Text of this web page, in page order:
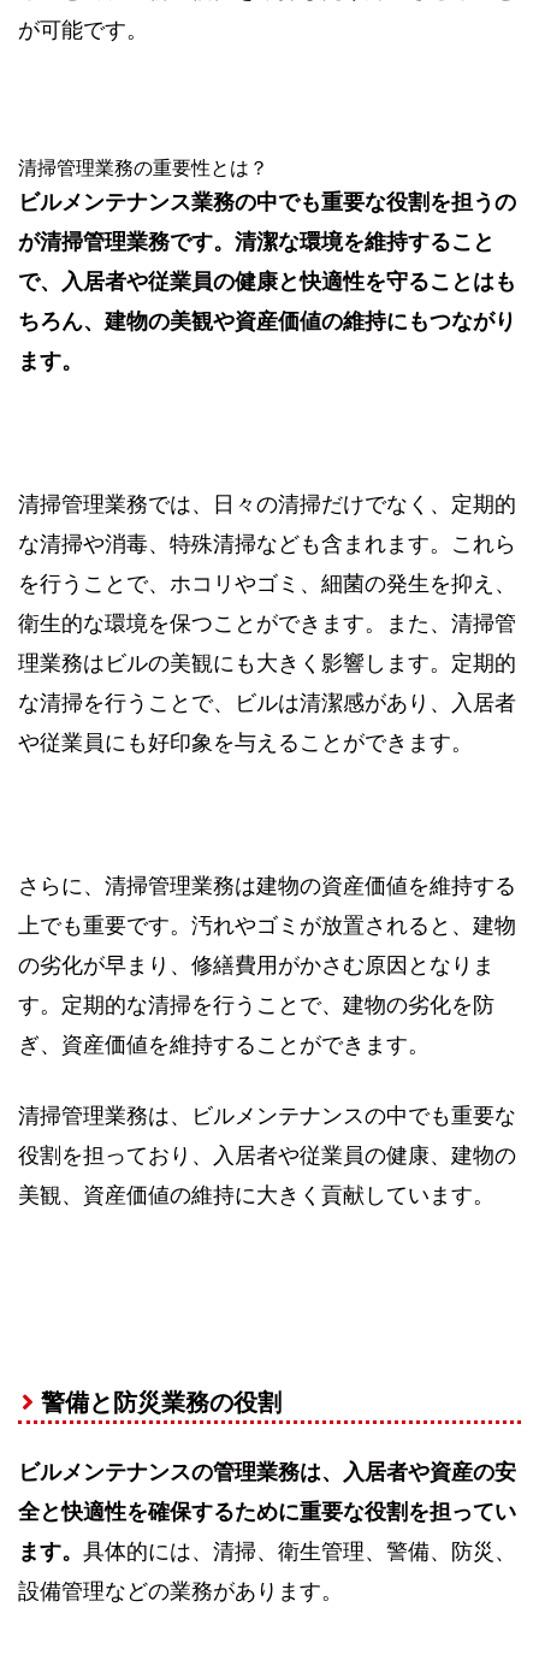
が可能です。
清掃管理業務の重要性とは？
ビルメンテナンス業務の中でも重要な役割を担うの
が清掃管理業務です。清潔な環境を維持すること
で、入居者や従業員の健康と快適性を守ることはも
ちろん、建物の美観や資産価値の維持にもつながり
ます。
清掃管理業務では、日々の清掃だけでなく、定期的
な清掃や消毒、特殊清掃なども含まれます。これら
を行うことで、ホコリやゴミ、細菌の発生を抑え、
衛生的な環境を保つことができます。また、清掃管
理業務はビルの美観にも大きく影響します。定期的
な清掃を行うことで、ビルは清潔感があり、入居者
や従業員にも好印象を与えることができます。
さらに、清掃管理業務は建物の資産価値を維持する
上でも重要です。汚れやゴミが放置されると、建物
の劣化が早まり、修繕費用がかさむ原因となりま
す。定期的な清掃を行うことで、建物の劣化を防
ぎ、資産価値を維持することができます。
清掃管理業務は、ビルメンテナンスの中でも重要な
役割を担っており、入居者や従業員の健康、建物の
美観、資産価値の維持に大きく貢献しています。
警備と防災業務の役割
ビルメンテナンスの管理業務は、入居者や資産の安
全と快適性を確保するために重要な役割を担ってい
ます。 具体的には、清掃、衛生管理、警備、防災、
設備管理などの業務があります。